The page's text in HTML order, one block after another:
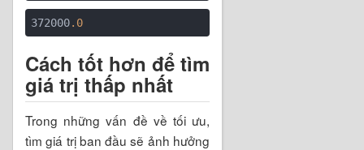
372000.0
Cách tốt hơn để tìm
giá trị thấp nhất
Trong những vấn đề về tối ưu,
tìm giá trị ban đầu sẽ ảnh hưởng